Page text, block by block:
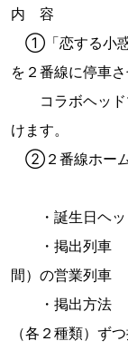
内 容
①「恋する小惑
を２番線に停車さ
コラボヘッド
けます。
②２番
・誕生日ヘッ
・掲出列車 叡
間）の営業列車
・掲出方法
（各２種類）ず